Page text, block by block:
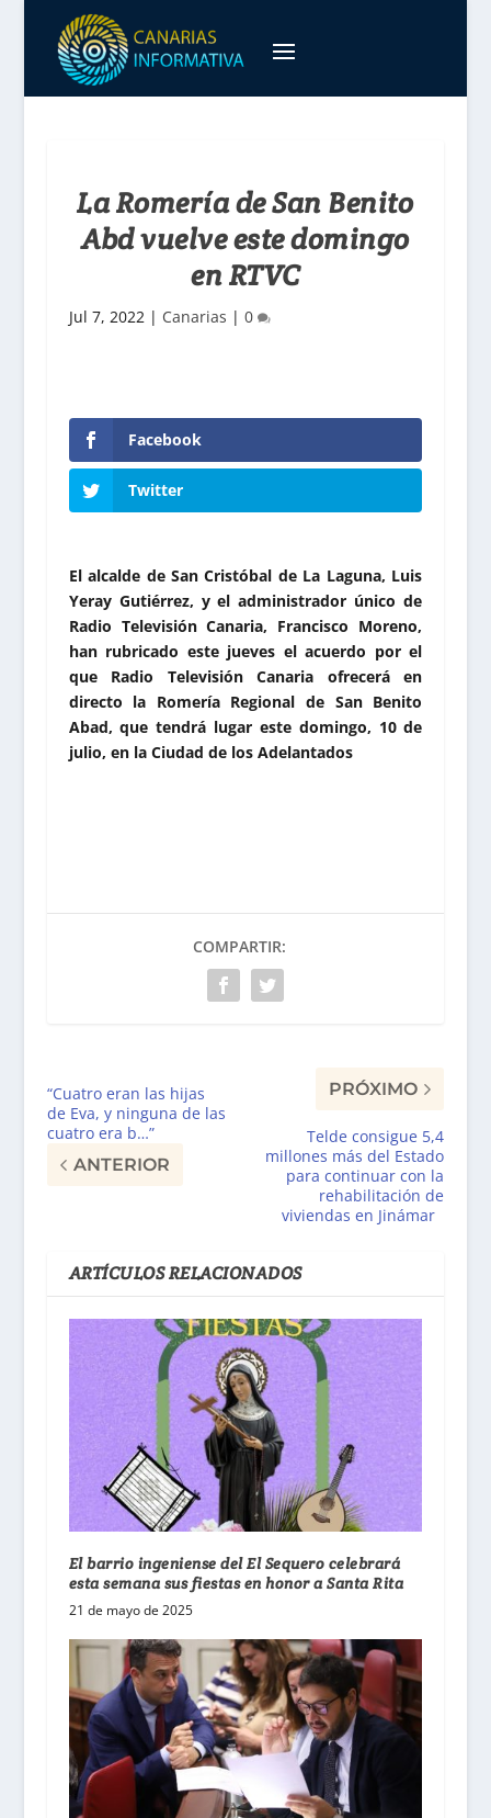
La Romería de San Benito
Abd vuelve este domingo
en RTVC
Jul 7, 2022| Canarias | 0
Facebook
Twitter
El alcalde de San Cristóbal de La Laguna, Luis
Yeray Gutiérrez, y el administrador único de
Radio Televisión Canaria, Francisco Moreno,
han rubricado este jueves el acuerdo por el
que Radio Televisión Canaria ofrecerá en
directo la Romería Regional de San Benito
Abad, que tendrá lugar este domingo, 10 de
julio, en la Ciudad de los Adelantados
COMPARTIR:
“Cuatro eran las hijas
de Eva, y ninguna de las
cuatro era b…”
ANTERIOR
PRÓXIMO
Telde consigue 5,4
millones más del Estado
para continuar con la
rehabilitación de
viviendas en Jinámar
ARTÍCULOS RELACIONADOS
El barrio ingeniense del El Sequero celebrará
esta semana sus fiestas en honor a Santa Rita
21 de mayo de 2025